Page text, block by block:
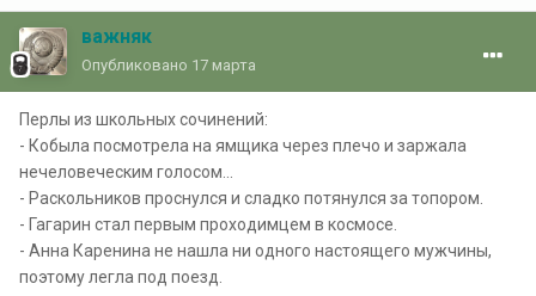
важняк
Опубликовано 17 марта
Перлы из школьных сочинений:
- Кобыла посмотрела на ямщика через плечо и заржала
нечеловеческим голосом...
- Раскольников проснулся и сладко потянулся за топором.
- Гагарин стал первым проходимцем в космосе.
- Анна Каренина не нашла ни одного настоящего мужчины,
поэтому легла под поезд.